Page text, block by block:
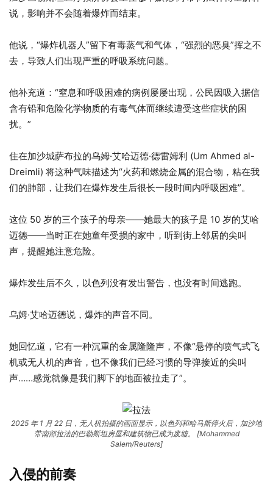
说，影响并不会随着爆炸而结束。
他说，“爆炸机器人”留下有毒蒸气和气体，“强烈的恶臭”挥之不
去，导致人们出现严重的呼吸系统问题。
他补充道：“窒息和呼吸困难的病例屡屡出现，公民因吸入据信
含有铅和危险化学物质的有毒气体而继续遭受这些症状的困
扰。”
住在加沙城萨布拉的乌姆·艾哈迈德·德雷姆利 (Um Ahmed al-
Dreimli) 将这种气味描述为“火药和燃烧金属的混合物，粘在我
们的肺部，让我们在爆炸发生后很长一段时间内呼吸困难”。
这位 50 岁的三个孩子的母亲——她最大的孩子是 10 岁的艾哈
迈德——当时正在她童年受损的家中，听到街上邻居的尖叫
声，提醒她注意危险。
爆炸发生后不久，以色列没有发出警告，也没有时间逃跑。
乌姆·艾哈迈德说，爆炸的声音不同。
她回忆道，它有一种沉重的金属隆隆声，不像“悬停的喷气式飞
机或无人机的声音，也不像我们已经习惯的导弹接近的尖叫
声……感觉就像是我们脚下的地面被拉走了”。
2025 年 1 月 22 日，无人机拍摄的画面显示，以色列和哈马斯停火后，加沙地
带南部拉法的巴勒斯坦房屋和建筑物已成为废墟。 [Mohammed
Salem/Reuters]
入侵的前奏